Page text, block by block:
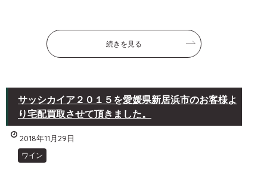
続きを見る
サッシカイア２０１５を愛媛県新居浜市のお客様よ
り宅配買取させて頂きました。
2018年11月29日
ワイン